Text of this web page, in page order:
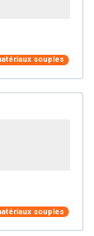
souples
souples